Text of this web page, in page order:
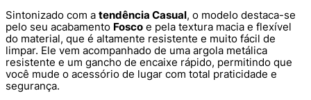
Sintonizado com a tendência Casual, o modelo destaca-se
pelo seu acabamento Fosco e pela textura macia e flexível
do material, que é altamente resistente e muito fácil de
limpar. Ele vem acompanhado de uma argola metálica
resistente e um gancho de encaixe rápido, permitindo que
você mude o acessório de lugar com total praticidade e
segurança.